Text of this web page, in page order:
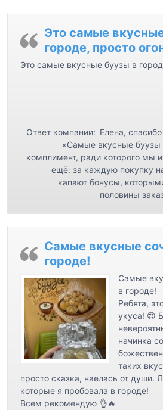
Это самые
городе, просто
Это самые вкусные буузы в
Ответ компании: Елена,
«Самые вкусные
комплимент, ради которого мы
ещё: за каждую покупку
капают бонусы,
половины
Самые вкусные
городе!
Самые
в городе!
Ребята,
укуса! 😍
начинка
таких
просто сказка, наелась от души.
которые я пробовала в городе!
Всем рекомендую 👌🔥